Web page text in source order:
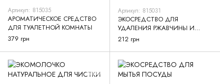
Артикул: 815035
АРОМАТИЧЕСКОЕ СРЕДСТВО
ДЛЯ ТУАЛЕТНОЙ КОМНАТЫ
379 грн
Артикул: 815031
ЭКОСРЕДСТВО ДЛЯ
УДАЛЕНИЯ РЖАВЧИНЫ И
ИЗВЕСТИ
212 грн